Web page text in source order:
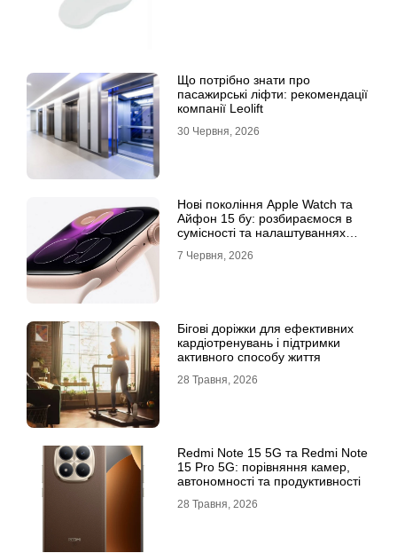
Що потрібно знати про
пасажирські ліфти: рекомендації
компанії Leolift
30 Червня, 2026
Нові покоління Apple Watch та
Айфон 15 бу: розбираємося в
сумісності та налаштуваннях
7 Червня, 2026
Бігові доріжки для ефективних
кардіотренувань і підтримки
активного способу життя
28 Травня, 2026
Redmi Note 15 5G та Redmi Note
15 Pro 5G: порівняння камер,
автономності та продуктивності
28 Травня, 2026